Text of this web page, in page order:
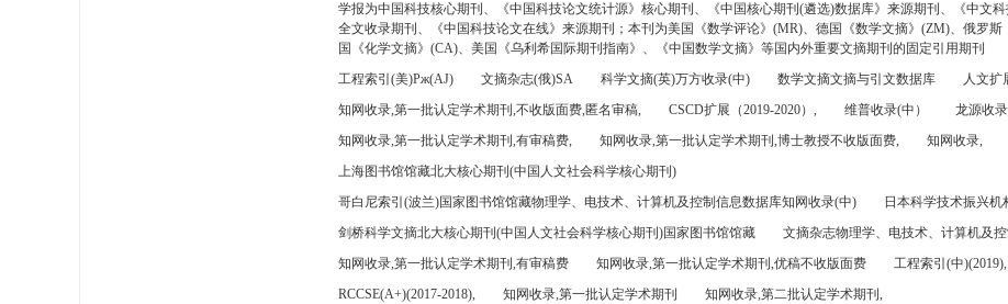
学报为中国科技核心期刊、《中国科技论文统计源》核心期刊、《中国核心期刊(遴选)数据库》来源期刊、《中文科
全文收录期刊、《中国科技论文在线》来源期刊；本刊为美国《数学评论》(MR)、德国《数学文摘》(ZM)、俄罗斯
国《化学文摘》(CA)、美国《乌利希国际期刊指南》、《中国数学文摘》等国内外重要文摘期刊的固定引用期刊
工程索引(美)Pж(AJ)
文摘杂志(俄)SA 科学文摘(英)万方收录(中) 数学文摘文摘与引文数据库
人文扩
知网收录,第一批认定学术期刊,不收版面费,匿名审稿,
CSCD扩展（2019-2020）, 维普收录(中）
龙源收
知网收录,第一批认定学术期刊,有审稿费,
知网收录,第一批认定学术期刊,博士教授不收版面费,
知网收录,
上海图书馆馆藏北大核心期刊(中国人文社会科学核心期刊)
哥白尼索引(波兰)国家图书馆馆藏物理学、电技术、计算机及控制信息数据库知网收录(中)
日本科学技术振兴
剑桥科学文摘北大核心期刊(中国人文社会科学核心期刊)国家图书馆馆藏
文摘杂志物理学、电技术、计算机及
知网收录,第一批认定学术期刊,有审稿费
知网收录,第一批认定学术期刊,优稿不收版面费
工程索引(中)(2019),
RCCSE(A+)(2017-2018),
知网收录,第一批认定学术期刊
知网收录,第二批认定学术期刊,